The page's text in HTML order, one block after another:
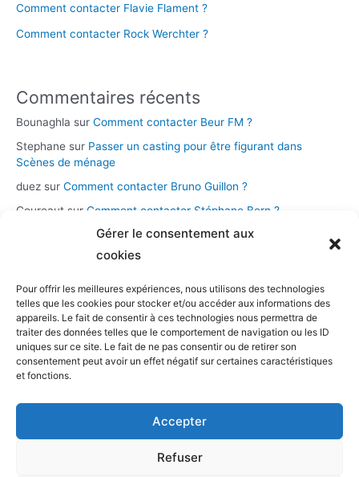
Gérer le consentement aux
cookies
Pour offrir les meilleures expériences, nous utilisons des technologies
telles que les cookies pour stocker et/ou accéder aux informations des
appareils. Le fait de consentir à ces technologies nous permettra de
traiter des données telles que le comportement de navigation ou les ID
uniques sur ce site. Le fait de ne pas consentir ou de retirer son
consentement peut avoir un effet négatif sur certaines caractéristiques
et fonctions.
Accepter
Refuser
Comment contacter Flavie Flament ?
Comment contacter Rock Werchter ?
Commentaires récents
Bounaghla sur Comment contacter Beur FM ?
Stephane sur Passer un casting pour être figurant dans
Scènes de ménage
duez sur Comment contacter Bruno Guillon ?
Coureaut sur Comment contacter Stéphane Bern ?
Comment contacter la chaîne Novo 19 ?
Catégories
Assistance et démarches
Casting et participation
Musique et streaming